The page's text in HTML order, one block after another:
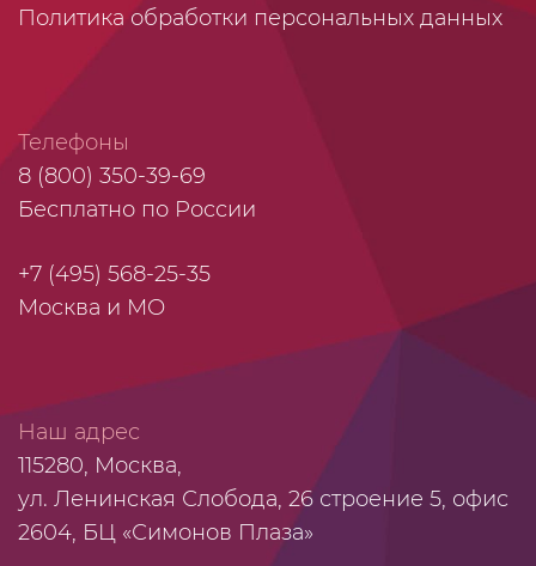
Политика обработки персональных данных
Телефоны
8 (800) 350-39-69
Бесплатно по России
+7 (495) 568-25-35
Москва и МО
Наш адрес
115280, Москва,
ул. Ленинская Слобода, 26 строение 5, офис
2604, БЦ «Симонов Плаза»